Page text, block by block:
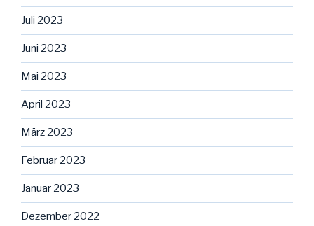
Juli 2023
Juni 2023
Mai 2023
April 2023
März 2023
Februar 2023
Januar 2023
Dezember 2022